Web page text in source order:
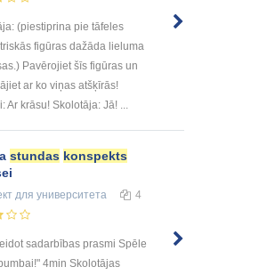
(piestiprina pie tāfeles
figūras dažāda lieluma
Pavērojiet šīs figūras un
ar ko viņas atšķīrās!
Ar krāsu! Skolotāja: Jā! ...
stundas konspekts
для университета 4
sadarbības prasmi Spēle
4min Skolotājas